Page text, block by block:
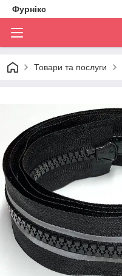
Фурнікс
Товари та послуги